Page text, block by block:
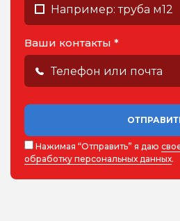
Ваши контакты *
Нажимая “Отправить” я даю
обработку персональных данных.